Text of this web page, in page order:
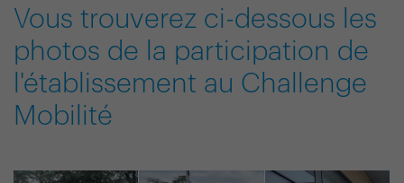
Vous trouverez ci-dessous les
photos de la participation de
l'établissement au Challenge
Mobilité